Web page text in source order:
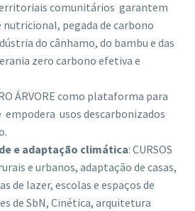
comunitários garantem
pegada de carbono
do cânhamo, do bambu e das
zero carbono efetiva e
ÁRVORE como plataforma para
usos descarbonizados
e adaptação climática: CURSOS
rurais e urbanos, adaptação de casas,
de lazer, escolas e espaços de
de SbN, Cinética, arquitetura